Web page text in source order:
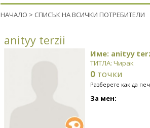
НАЧАЛО > СПИСЪК НА ВСИЧКИ ПОТРЕБИТЕЛИ
anityy terzii
Име: anityy
ТИТЛА: Чирак
0 точки
Разберете как да
За мен: